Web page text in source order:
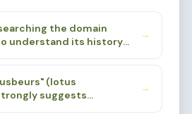
the domain
understand its history
it was associated with
events. I need to find a
niche that aligns with the
→
(lotus
suggests
→